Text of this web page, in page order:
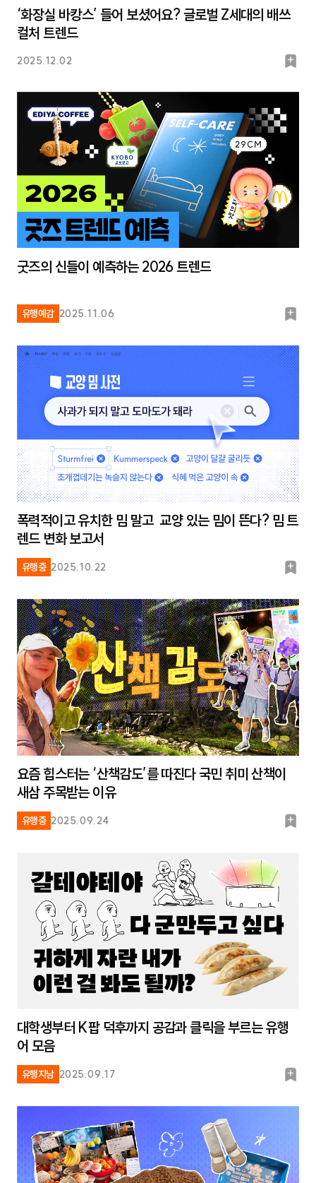
‘화장실 바캉스’ 들어 보셨어요? 글로벌 Z세대의 배쓰
컬처 트렌드
2025.12.02
북
굿즈의 신들이 예측하는 2026 트렌드
유행예감 2025.11.06
북
크
폭력적이고 유치한 밈 말고 교양 있는 밈이 뜬다? 밈 트
렌드 변화 보고서
유행중 2025.10.22
북
크
요즘 힙스터는 ‘산책감도’를 따진다 국민 취미 산책이
새삼 주목받는 이유
유행중 2025.09.24
북
대학생부터 K팝 덕후까지 공감과 클릭을 부르는 유행
어 모음
유행지남 2025.09.17
북